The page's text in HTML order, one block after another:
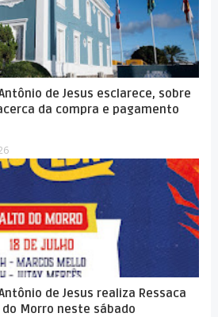
de Jesus esclarece, sobre
da compra e pagamento
de Jesus realiza Ressaca
do Morro neste sábado